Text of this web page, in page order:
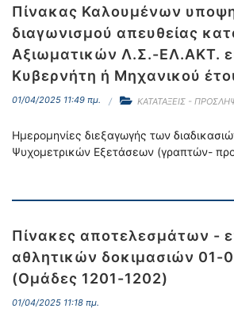
Πίνακας Καλουμένων
διαγωνισμού απευθείας
Αξιωματικών Λ.Σ.-ΕΛ.ΑΚΤ.
Κυβερνήτη ή Μηχανικού
01/04/2025 11:49 πμ. ΚΑΤΑΤΑΞΕΙΣ -
Ημερομηνίες διεξαγωγής των
Ψυχομετρικών Εξετάσεων (γραπτών-
Πίνακες αποτελεσμάτων -
αθλητικών δοκιμασιών 01-
(Oμάδες 1201-1202)
01/04/2025 11:18 πμ.